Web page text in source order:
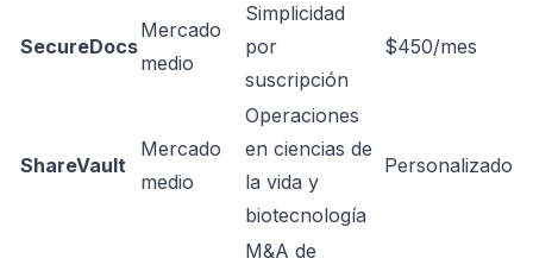
SecureDocs
Mercado
medio
Simplicidad
por
suscripción
$450/mes
ShareVault
Mercado
medio
Operaciones
en ciencias de
la vida y
biotecnología
Personalizado
M&A de